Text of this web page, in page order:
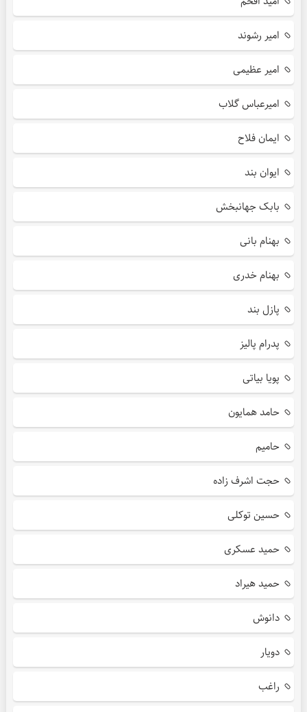
امیر رشوند
امیر عظیمی
امیرعباس گلاب
ایمان فلاح
ایوان بند
بابک جهانبخش
بهنام بانی
بهنام خدری
پازل بند
پدرام پالیز
پویا بیاتی
حامد همایون
حامیم
حجت اشرف زاده
حسین توکلی
حمید عسکری
حمید هیراد
دانوش
دویار
راغب